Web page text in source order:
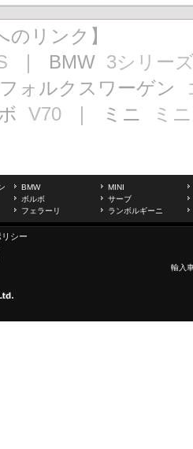
のリンク】
｜ BMW 3シリー
ォルクスワーゲン
V70 ｜ ミニ ミニ
BMW
MINI
ボルボ
サーブ
フェラーリ ランボルギーニ
シー
輸入